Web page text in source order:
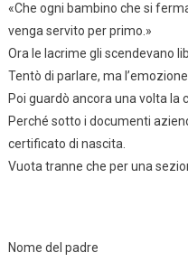
«Che ogni bambino che si
venga servito per primo.»
Ora le lacrime gli scendevano
Tentò di parlare, ma
Poi guardò ancora una volta la
Perché sotto i documenti
certificato di nascita.
Vuota tranne che per una
Nome del padre